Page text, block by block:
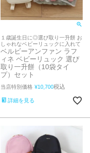
１歳誕生日に◎選び取り一升餅 お
しゃれなベビーリュックに入れて
ベルビーアンファン ラフ
ィネ ベビーリュック 選び
取り一升餅（10袋タイ
プ）セット
当店特別価格 ¥10,700税込
詳細を見る